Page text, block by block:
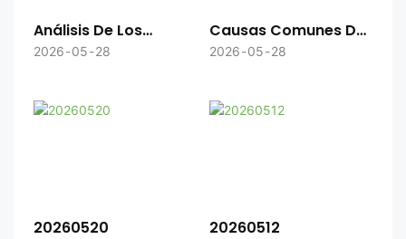
Análisis De Los
Procesos Comunes
Carburo De Calcio Y
Escenarios
2026 05 28
Causas Comunes De
Errores Y Técnicas
Inspección De
Carburo De Calcio
2026 05 28
20260520 20260512